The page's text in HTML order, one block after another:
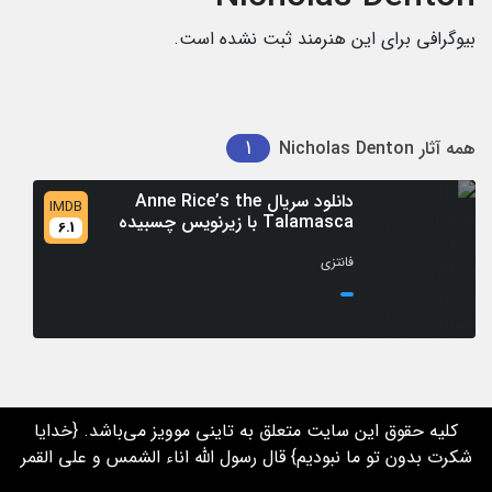
بیوگرافی برای این هنرمند ثبت نشده است.
همه آثار Nicholas Denton
1
دانلود سریال Anne Rice’s the
Talamasca با زیرنویس چسبیده
IMDB
6.1
فانتزی
کلیه حقوق این سایت متعلق به تاینی موویز می‌باشد. {خدایا
شکرت بدون تو ما نبودیم} قال رسول الله اناء الشمس و علی القمر